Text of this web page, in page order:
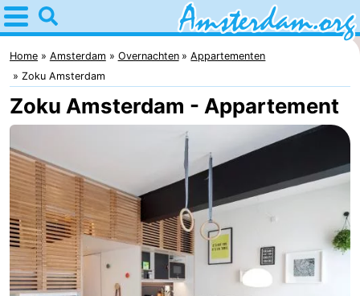
Home
Amsterdam
Reisplan
Voor
kinderen
Voor
jongeren
Gratis
Overnachten
Appartementen
Home Amsterdam Overnachten
Appartementen
Zoku Amsterdam
Zoku Amsterdam - Appartement